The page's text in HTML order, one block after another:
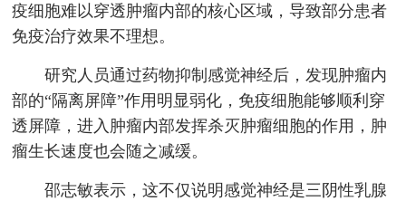
疫细胞难以穿透肿瘤内部的核心区域，导致部分患者
免疫治疗效果不理想。
研究人员通过药物抑制感觉神经后，发现肿瘤内
部的“隔离屏障”作用明显弱化，免疫细胞能够顺利穿
透屏障，进入肿瘤内部发挥杀灭肿瘤细胞的作用，肿
瘤生长速度也会随之减缓。
邵志敏表示，这不仅说明感觉神经是三阴性乳腺